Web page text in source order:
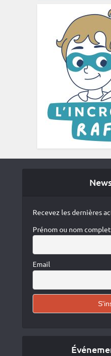
Recevez les dernières
Prénom ou nom complet
Email